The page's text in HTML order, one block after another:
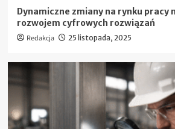
Dynamiczne zmiany na rynku pracy
rozwojem cyfrowych rozwiązań
Redakcja 25 listopada, 2025